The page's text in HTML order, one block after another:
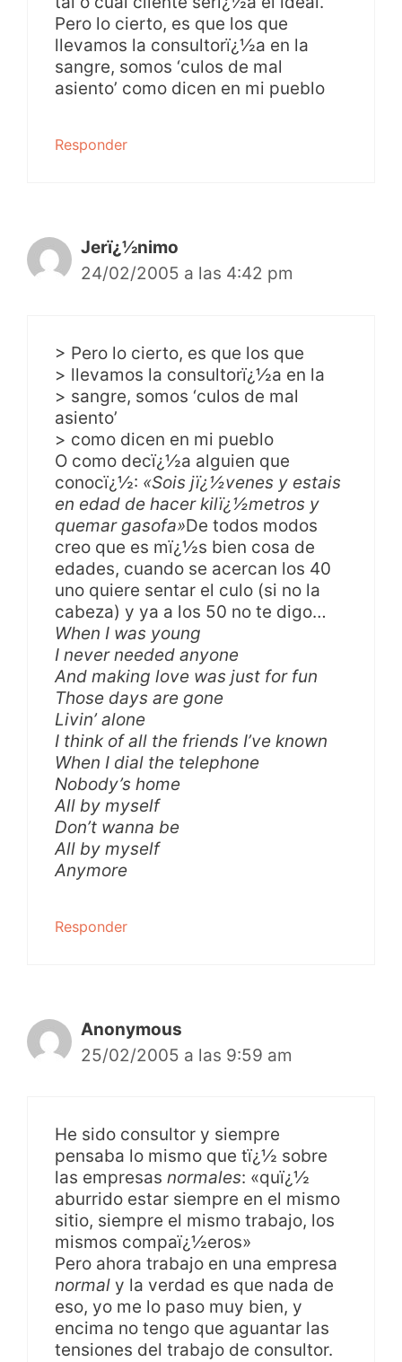
Pero lo cierto, es que los que
llevamos la consultorï¿½a en la
sangre, somos ‘culos de mal
asiento’ como dicen en mi pueblo
Responder
Jerï¿½nimo
24/02/2005 a las 4:42 pm
> Pero lo cierto, es que los que
> llevamos la consultorï¿½a en la
> sangre, somos ‘culos de mal
asiento’
> como dicen en mi pueblo
O como decï¿½a alguien que
conocï¿½: «Sois jï¿½venes y estais
en edad de hacer kilï¿½metros y
quemar gasofa»De todos modos
creo que es mï¿½s bien cosa de
edades, cuando se acercan los 40
uno quiere sentar el culo (si no la
cabeza) y ya a los 50 no te digo…
When I was young
I never needed anyone
And making love was just for fun
Those days are gone
Livin’ alone
I think of all the friends I’ve known
When I dial the telephone
Nobody’s home
All by myself
Don’t wanna be
All by myself
Anymore
Responder
Anonymous
25/02/2005 a las 9:59 am
He sido consultor y siempre
pensaba lo mismo que tï¿½ sobre
las empresas normales: «quï¿½
aburrido estar siempre en el mismo
sitio, siempre el mismo trabajo, los
mismos compaï¿½eros»
Pero ahora trabajo en una empresa
normal y la verdad es que nada de
eso, yo me lo paso muy bien, y
encima no tengo que aguantar las
tensiones del trabajo de consultor.